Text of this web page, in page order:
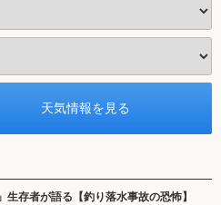
生存者が語る【釣り落水事故の恐怖】